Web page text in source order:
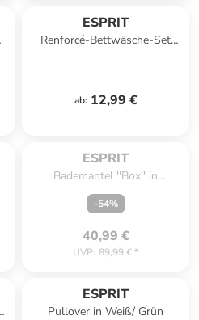
ESPRIT
Renforcé-Bettwäsche-Set
ab: 12,99 €
ESPRIT
Bademantel ''Box'' in
Dunkelblau
-54%
40,99 €
UVP: 89,99 €*
ESPRIT
Pullover in Weiß/ Grün